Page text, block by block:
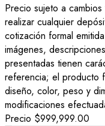
Precio sujeto a
realizar cualquier
cotización formal
imágenes,
presentadas tienen
referencia; el producto
diseño, color, peso y
modificaciones
Precio $999,999.00